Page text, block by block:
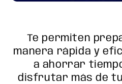
Te permiten
manera rápida y
a ahorrar
disfrutar más de